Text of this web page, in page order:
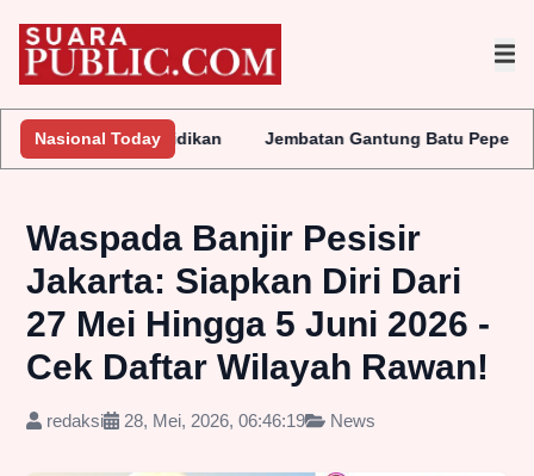
Nasional TodayJembatan Gantung Batu Pepe Rp10 Miliar Terus
Waspada Banjir Pesisir
Jakarta: Siapkan Diri Dari
27 Mei Hingga 5 Juni 2026 -
Cek Daftar Wilayah Rawan!
redaksi 28, Mei, 2026, 06:46:19 News